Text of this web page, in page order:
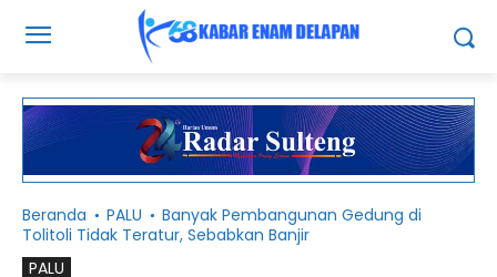
Beranda PALU
Banyak Pembangunan Gedung di
Tolitoli Tidak Teratur, Sebabkan Banjir
PALU